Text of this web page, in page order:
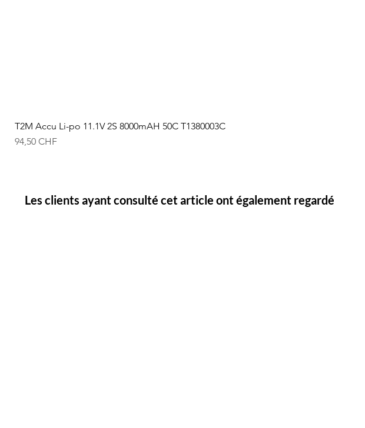
T2M Accu Li-po 11.1V 2S 8000mAH 50C T1380003C
Prix
94,50 CHF
Les clients ayant consulté cet article ont également regardé